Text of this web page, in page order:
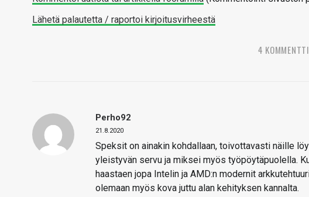
Lähetä palautetta / raportoi kirjoitusvirheestä
4
Perho92
21.8.2020
Speksit on ainakin kohdallaan, toivottavasti näille
yleistyvän servu ja miksei myös työpöytäpuolella.
haastaen jopa Intelin ja AMD:n modernit
olemaan myös kova juttu alan kehityksen kannalta.